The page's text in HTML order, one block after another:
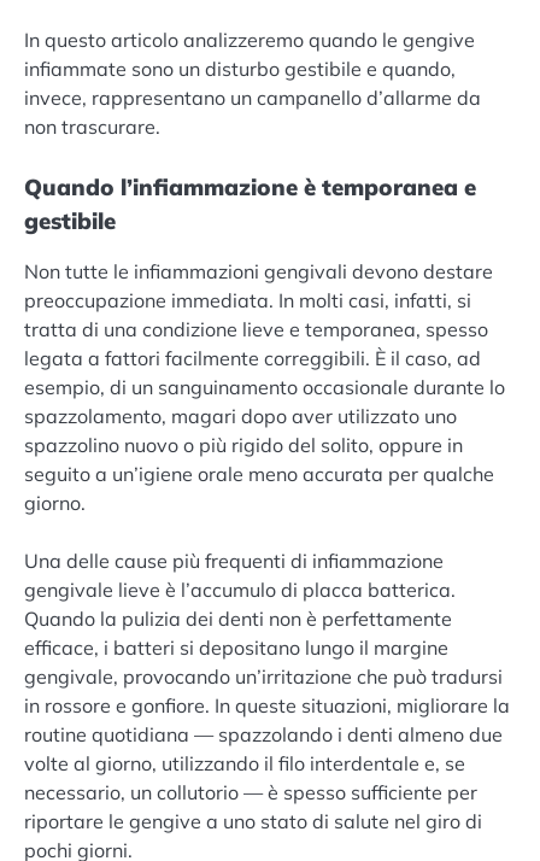
In questo articolo analizzeremo quando le gengive
infiammate sono un disturbo gestibile e quando,
invece, rappresentano un campanello d’allarme da
non trascurare.
Quando l’infiammazione è temporanea e
gestibile
Non tutte le infiammazioni gengivali devono destare
preoccupazione immediata. In molti casi, infatti, si
tratta di una condizione lieve e temporanea, spesso
legata a fattori facilmente correggibili. È il caso, ad
esempio, di un sanguinamento occasionale durante lo
spazzolamento, magari dopo aver utilizzato uno
spazzolino nuovo o più rigido del solito, oppure in
seguito a un’igiene orale meno accurata per qualche
giorno.
Una delle cause più frequenti di infiammazione
gengivale lieve è l’accumulo di placca batterica.
Quando la pulizia dei denti non è perfettamente
efficace, i batteri si depositano lungo il margine
gengivale, provocando un’irritazione che può tradursi
in rossore e gonfiore. In queste situazioni, migliorare la
routine quotidiana — spazzolando i denti almeno due
volte al giorno, utilizzando il filo interdentale e, se
necessario, un collutorio — è spesso sufficiente per
riportare le gengive a uno stato di salute nel giro di
pochi giorni.